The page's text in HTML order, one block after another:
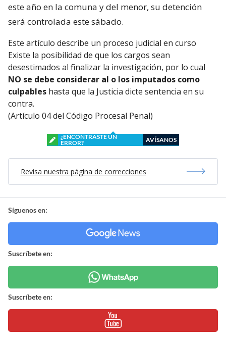
este año en la comuna y del menor, su detención
será controlada este sábado.
Este artículo describe un proceso judicial en curso
Existe la posibilidad de que los cargos sean
desestimados al finalizar la investigación, por lo cual
NO se debe considerar al o los imputados como
culpables hasta que la Justicia dicte sentencia en su
contra.
(Artículo 04 del Código Procesal Penal)
¿ENCONTRASTE UN
ERROR?
AVÍSANOS
Revisa nuestra página de correcciones
Síguenos en:
Suscríbete en:
Suscríbete en: